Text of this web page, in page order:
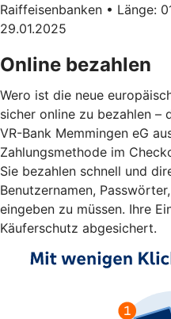
Raiffeisenbanken • Länge:
29.01.2025
Online bezahlen
Wero ist die neue
sicher online zu bezahlen –
VR-Bank Memmingen eG
Zahlungsmethode im
Sie bezahlen schnell und
Benutzernamen,
eingeben zu müssen. Ihre
Käuferschutz abgesichert.